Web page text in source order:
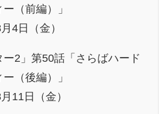
（前編）」
4日（金）
ー2」第50話「さらばハード
（後編）」
11日（金）